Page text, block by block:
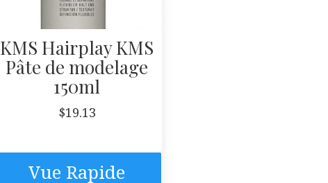
KMS Hairplay KMS
Pâte de modelage
150ml
$19.13
Vue Rapide